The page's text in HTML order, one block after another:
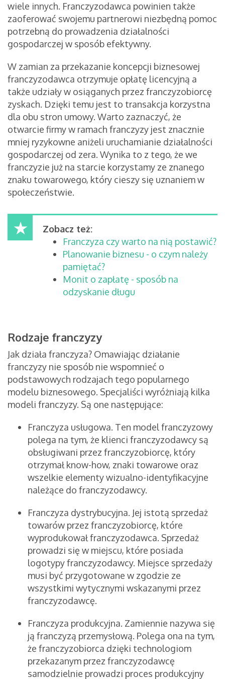
wiele innych. Franczyzodawca powinien także
zaoferować swojemu partnerowi niezbędną pomoc
potrzebną do prowadzenia działalności
gospodarczej w sposób efektywny.
W zamian za przekazanie koncepcji biznesowej
franczyzodawca otrzymuje opłatę licencyjną a
także udziały w osiąganych przez franczyzobiorcę
zyskach. Dzięki temu jest to transakcja korzystna
dla obu stron umowy. Warto zaznaczyć, że
otwarcie firmy w ramach franczyzy jest znacznie
mniej ryzykowne aniżeli uruchamianie działalności
gospodarczej od zera. Wynika to z tego, że we
franczyzie już na starcie korzystamy ze znanego
znaku towarowego, który cieszy się uznaniem w
społeczeństwie.
Zobacz też:
Franczyza czy warto na nią postawić?
Planowanie biznesu - o czym należy
pamiętać?
Monit o zapłatę - sposób na
odzyskanie długu
Rodzaje franczyzy
Jak działa franczyza? Omawiając działanie
franczyzy nie sposób nie wspomnieć o
podstawowych rodzajach tego popularnego
modelu biznesowego. Specjaliści wyróżniają kilka
modeli franczyzy. Są one następujące:
Franczyza usługowa. Ten model franczyzowy
polega na tym, że klienci franczyzodawcy są
obsługiwani przez franczyzobiorcę, który
otrzymał know-how, znaki towarowe oraz
wszelkie elementy wizualno-identyfikacyjne
należące do franczyzodawcy.
Franczyza dystrybucyjna. Jej istotą sprzedaż
towarów przez franczyzobiorcę, które
wyprodukował franczyzodawca. Sprzedaż
prowadzi się w miejscu, które posiada
logotypy franczyzodawcy. Miejsce sprzedaży
musi być przygotowane w zgodzie ze
wszystkimi wytycznymi wskazanymi przez
franczyzodawcę.
Franczyza produkcyjna. Zamiennie nazywa się
ją franczyzą przemysłową. Polega ona na tym,
że franczyzobiorca dzięki technologiom
przekazanym przez franczyzodawcę
samodzielnie prowadzi proces produkcyjny